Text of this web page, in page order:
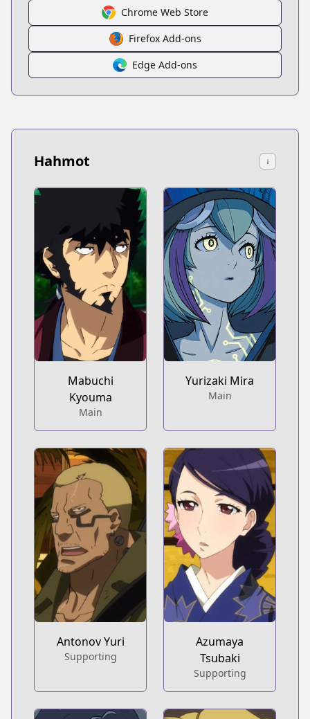
Chrome Web Store
Firefox Add-ons
Edge Add-ons
Hahmot ↓
Mabuchi
Kyouma
Main
Yurizaki Mira
Main
Antonov Yuri
Supporting
Azumaya
Tsubaki
Supporting